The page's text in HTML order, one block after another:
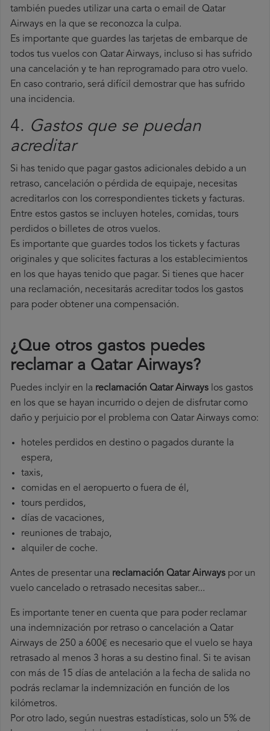
también puedes utilizar una carta o email de Qatar
Airways en la que se reconozca la culpa.
Es importante que guardes las tarjetas de embarque de
todos tus vuelos con Qatar Airways, incluso si has sufrido
una cancelación y te han reprogramado para otro vuelo.
En caso contrario, será difícil demostrar que has sufrido
una incidencia.
4. Gastos que se puedan
acreditar
Si has tenido que pagar gastos adicionales debido a un
retraso, cancelación o pérdida de equipaje, necesitas
acreditarlos con los correspondientes tickets y facturas.
Entre estos gastos se incluyen hoteles, comidas, tours
perdidos o billetes de otros vuelos.
Es importante que guardes todos los tickets y facturas
originales y que solicites facturas a los establecimientos
en los que hayas tenido que pagar. Si tienes que hacer
una reclamación, necesitarás acreditar todos los gastos
para poder obtener una compensación.
¿Que otros gastos puedes
reclamar a Qatar Airways​?
Puedes inclyir en la reclamación Qatar Airways los gastos
en los que se hayan incurrido o dejen de disfrutar como
daño y perjuicio por el problema con Qatar Airways como:
hoteles perdidos en destino o pagados durante la
espera,
taxis,
comidas en el aeropuerto o fuera de él,
tours perdidos,
días de vacaciones,
reuniones de trabajo,
alquiler de coche.
Antes de presentar una reclamación Qatar Airways por un
vuelo cancelado o retrasado necesitas saber...
Es importante tener en cuenta que para poder reclamar
una indemnización por retraso o cancelación a Qatar
Airways de 250 a 600€ es necesario que el vuelo se haya
retrasado al menos 3 horas a su destino final. Si te avisan
con más de 15 días de antelación a la fecha de salida no
podrás reclamar la indemnización en función de los
kilómetros.
Por otro lado, según nuestras estadísticas, solo un 5% de